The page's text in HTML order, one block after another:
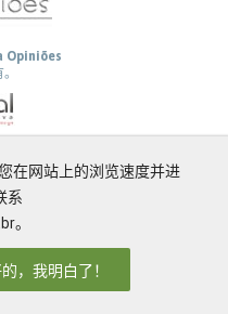
Opiniões
在网站上的浏览速度并进
系
。
，我明白了！